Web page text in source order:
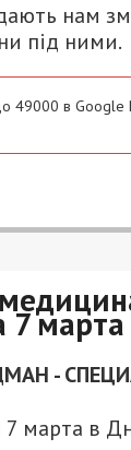
нам
під ними.
49000 в Google
7 марта
-
марта в